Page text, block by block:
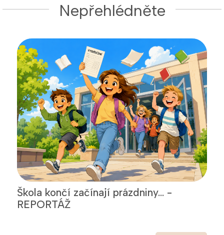
Nepřehlédněte
Škola končí začínají prázdniny... -
REPORTÁŽ